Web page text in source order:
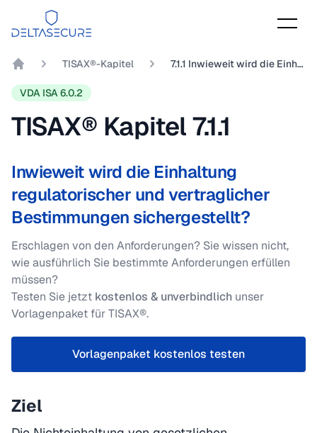
DeltaSecure
TISAX®-Kapitel 7.1.1 Inwieweit wird die Einhaltung regulatorischer und vertraglicher Bestimmungen sichergestellt?
VDA ISA 6.0.2
TISAX® Kapitel7.1.1
Inwieweit wird die Einhaltung
regulatorischer und vertraglicher
Bestimmungen sichergestellt?
Erschlagen von den Anforderungen? Sie wissen nicht,
wie ausführlich Sie bestimmte Anforderungen erfüllen
müssen?
Testen Sie jetzt kostenlos & unverbindlich unser
Vorlagenpaket für TISAX®.
Vorlagenpaket kostenlos testen
Ziel